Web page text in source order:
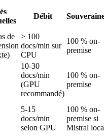
Débit
de
> 100
docs/min sur
CPU
100 % on-
premise
10-30
docs/min
(GPU
recommandé)
100 % on-
premise
5-15
docs/min
selon GPU
100 % on-
premise si
Mistral